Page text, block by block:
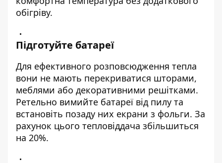
обігріву.
Підготуйте батареї
Для ефективного розповсюдження тепла
вони не мають перекриватися шторами,
меблями або декоративними решітками.
Ретельно вимийте батареї від пилу та
встановіть позаду них екрани з фольги. За
рахунок цього тепловіддача збільшиться
на 20%.